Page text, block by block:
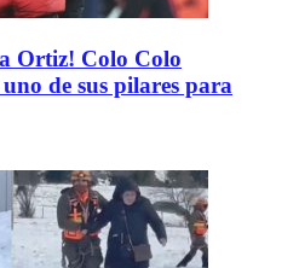
Ortiz! Colo Colo
de sus pilares para